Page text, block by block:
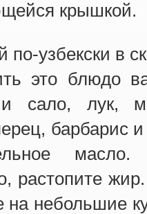
крышкой.
по-узбекски в
это блюдо
сало, лук,
барбарис
растопите
на небольшие